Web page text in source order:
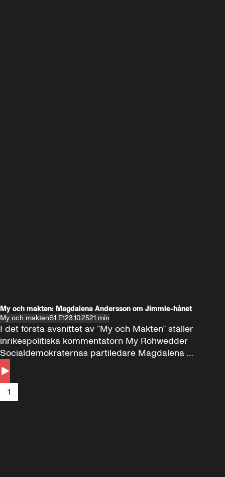
My och makten: Magdalena Andersson om Jimmie-hånet
My och maktenS1 E123.10.2521 min
I det första avsnittet av ”My och Makten” ställer
inrikespolitiska kommentatorn My Rohwedder
Socialdemokraternas partiledare Magdalena
Andersson till svars.
1